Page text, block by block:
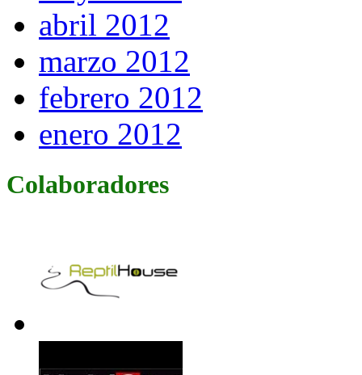
abril 2012
marzo 2012
febrero 2012
enero 2012
Colaboradores